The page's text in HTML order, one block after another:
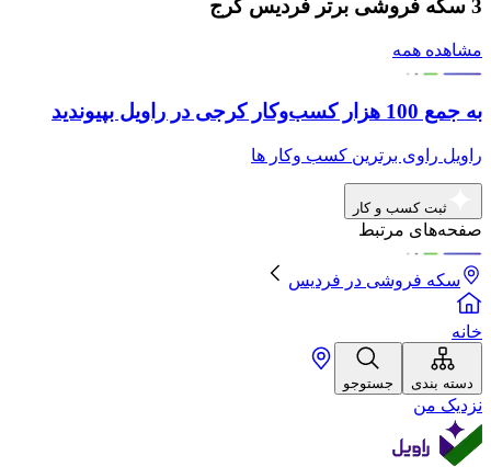
3 سکه فروشی برتر فردیس کرج
مشاهده همه
به جمع 100 هزار کسب‌وکار کرجی در راویل بپیوندید
راویل راوی برترین کسب وکار ها
ثبت کسب و کار
صفحه‌های مرتبط
سکه فروشی در فردیس
خانه
دسته بندی جستوجو
نزدیک من